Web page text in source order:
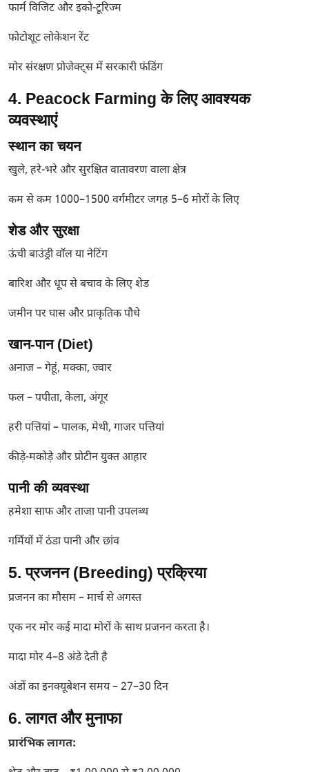
फार्म विजिट और इको-टूरिज्म
फोटोशूट लोकेशन रेंट
मोर संरक्षण प्रोजेक्ट्स में सरकारी फंडिंग
4. Peacock Farming के लिए आवश्यक
व्यवस्थाएं
स्थान का चयन
खुले, हरे-भरे और सुरक्षित वातावरण वाला क्षेत्र
कम से कम 1000–1500 वर्गमीटर जगह 5–6 मोरों के लिए
शेड और सुरक्षा
ऊंची बाउंड्री वॉल या नेटिंग
बारिश और धूप से बचाव के लिए शेड
जमीन पर घास और प्राकृतिक पौधे
खान-पान (Diet)
अनाज – गेहूं, मक्का, ज्वार
फल – पपीता, केला, अंगूर
हरी पत्तियां – पालक, मेथी, गाजर पत्तियां
कीड़े-मकोड़े और प्रोटीन युक्त आहार
पानी की व्यवस्था
हमेशा साफ और ताजा पानी उपलब्ध
गर्मियों में ठंडा पानी और छांव
5. प्रजनन (Breeding) प्रक्रिया
प्रजनन का मौसम – मार्च से अगस्त
एक नर मोर कई मादा मोरों के साथ प्रजनन करता है।
मादा मोर 4–8 अंडे देती है
अंडों का इनक्यूबेशन समय – 27–30 दिन
6. लागत और मुनाफा
प्रारंभिक लागत: